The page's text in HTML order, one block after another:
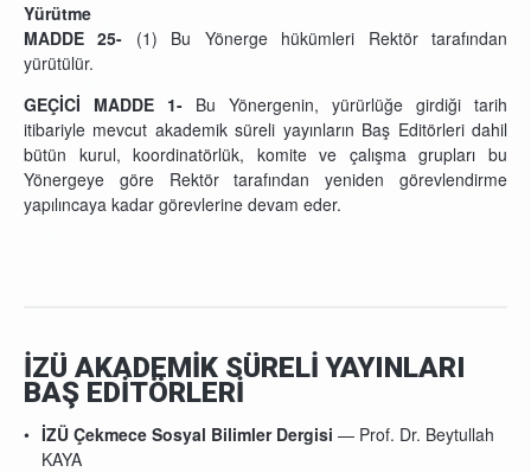
Yürütme
MADDE 25- (1) Bu Yönerge hükümleri Rektör tarafından
yürütülür.
GEÇİCİ MADDE 1- Bu Yönergenin, yürürlüğe girdiği tarih
itibariyle mevcut akademik süreli yayınların Baş Editörleri dahil
bütün kurul, koordinatörlük, komite ve çalışma grupları bu
Yönergeye göre Rektör tarafından yeniden görevlendirme
yapılıncaya kadar görevlerine devam eder.
İZÜ AKADEMİK SÜRELİ YAYINLARI
BAŞ EDİTÖRLERİ
İZÜ Çekmece Sosyal Bilimler Dergisi — Prof. Dr. Beytullah
KAYA